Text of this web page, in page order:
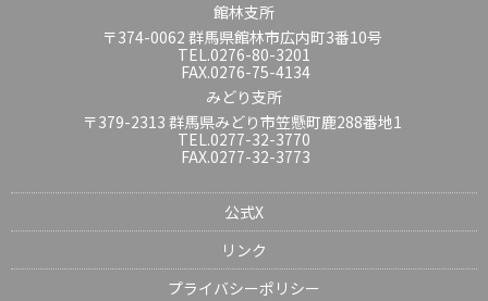
館林支所
〒374-0062 群馬県館林市広内町3番10号
TEL.0276-80-3201
FAX.0276-75-4134
みどり支所
〒379-2313 群馬県みどり市笠懸町鹿288番地1
TEL.0277-32-3770
FAX.0277-32-3773
公式X
リンク
プライバシーポリシー